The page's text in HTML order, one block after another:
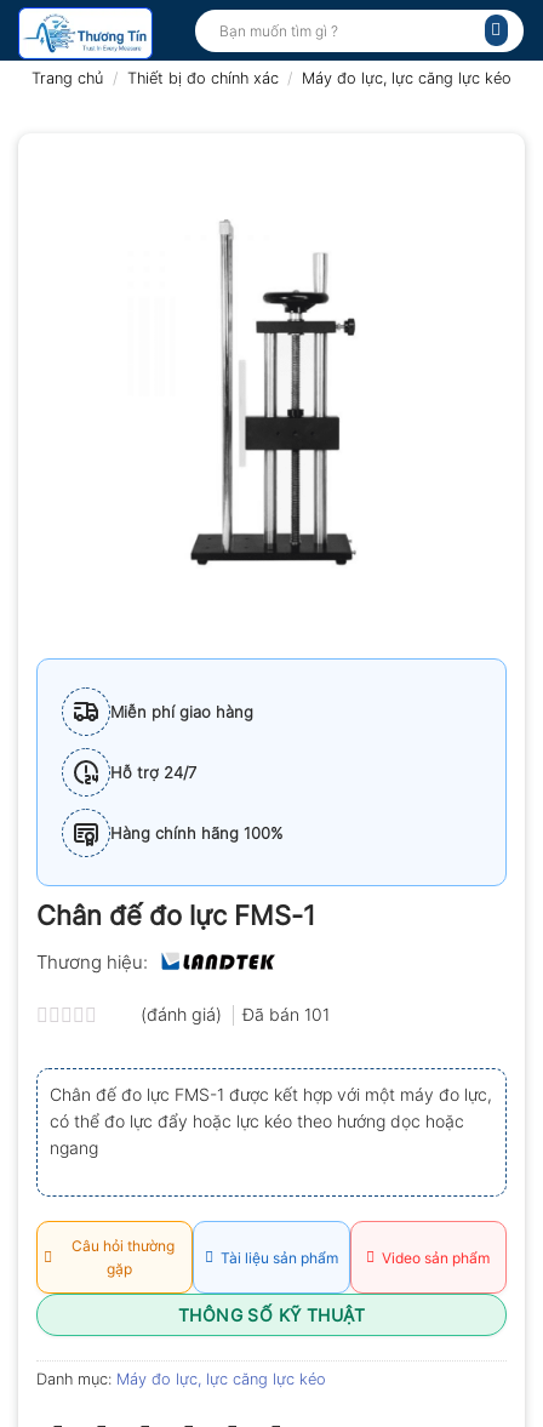
Bỏ
qua
Tìm
kiếm:
Trang chủ / Thiết bị đo chính xác / Máy đo lực, lực căng lực kéo
Miễn phí giao hàng
Hỗ trợ 24/7
Hàng chính hãng 100%
Chân đế đo lực FMS-1
Thương hiệu:
xếp
hạng
0.0
5
sao
(đánh giá) Đã bán 101
Chân đế đo lực FMS-1 được kết hợp với một máy đo lực,
có thể đo lực đẩy hoặc lực kéo theo hướng dọc hoặc
ngang
Câu hỏi thường
gặp
Tài liệu sản phẩm Video sản phẩm
THÔNG SỐ KỸ THUẬT
Danh mục: Máy đo lực, lực căng lực kéo